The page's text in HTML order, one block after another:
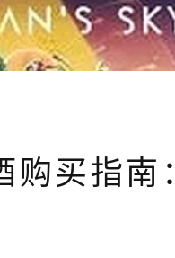
买指南：